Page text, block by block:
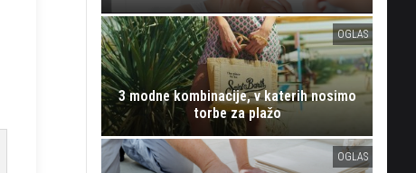
OGLAS
3 modne kombinacije, v katerih nosimo
torbe za plažo
OGLAS